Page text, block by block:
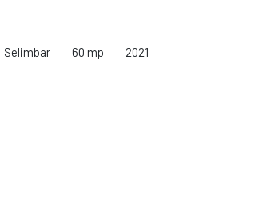
Selimbar 60 mp 2021